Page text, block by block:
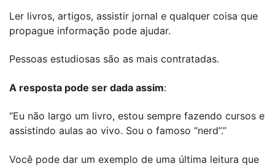
Ler livros, artigos, assistir jornal e qualquer coisa que
propague informação pode ajudar.
Pessoas estudiosas são as mais contratadas.
A resposta pode ser dada assim:
“Eu não largo um livro, estou sempre fazendo cursos e
assistindo aulas ao vivo. Sou o famoso “nerd”.”
Você pode dar um exemplo de uma última leitura que